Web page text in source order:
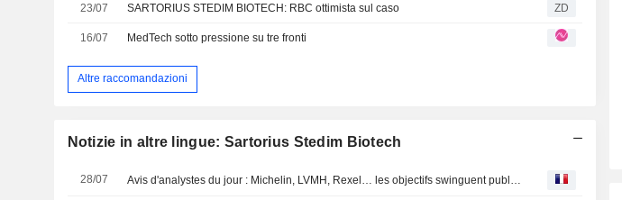
23/07 SARTORIUS STEDIM BIOTECH: RBC ottimista sul caso ZD
16/07 MedTech sotto pressione su tre fronti
Altre raccomandazioni
Notizie in altre lingue: Sartorius Stedim Biotech
28/07 Avis d'analystes du jour : Michelin, LVMH, Rexel… les objectifs swinguent publications de résultats